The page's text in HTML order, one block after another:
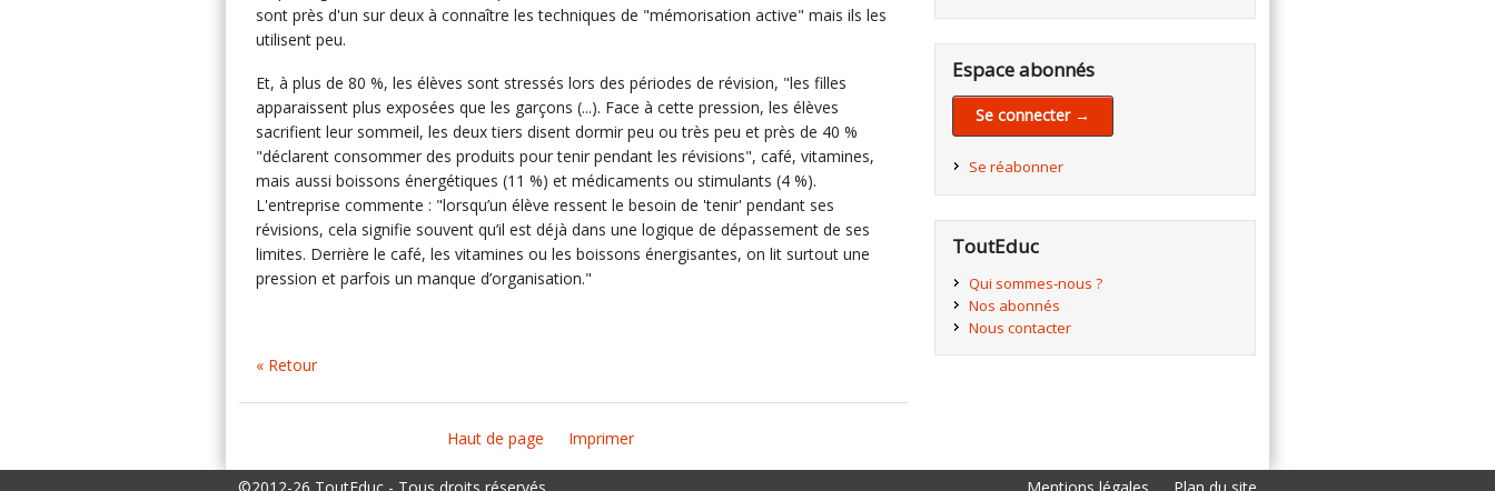
sont près d'un sur deux à connaître les techniques de "mémorisation active" mais ils les
utilisent peu.
Et, à plus de 80 %, les élèves sont stressés lors des périodes de révision, "les filles
apparaissent plus exposées que les garçons (...). Face à cette pression, les élèves
sacrifient leur sommeil, les deux tiers disent dormir peu ou très peu et près de 40 %
"déclarent consommer des produits pour tenir pendant les révisions", café, vitamines,
mais aussi boissons énergétiques (11 %) et médicaments ou stimulants (4 %).
L'entreprise commente : "lorsqu’un élève ressent le besoin de 'tenir' pendant ses
révisions, cela signifie souvent qu’il est déjà dans une logique de dépassement de ses
limites. Derrière le café, les vitamines ou les boissons énergisantes, on lit surtout une
pression et parfois un manque d’organisation."
« Retour
Haut de page Imprimer
Espace abonnés
Se connecter →
Se réabonner
ToutEduc
Qui sommes-nous ?
Nos abonnés
Nous contacter